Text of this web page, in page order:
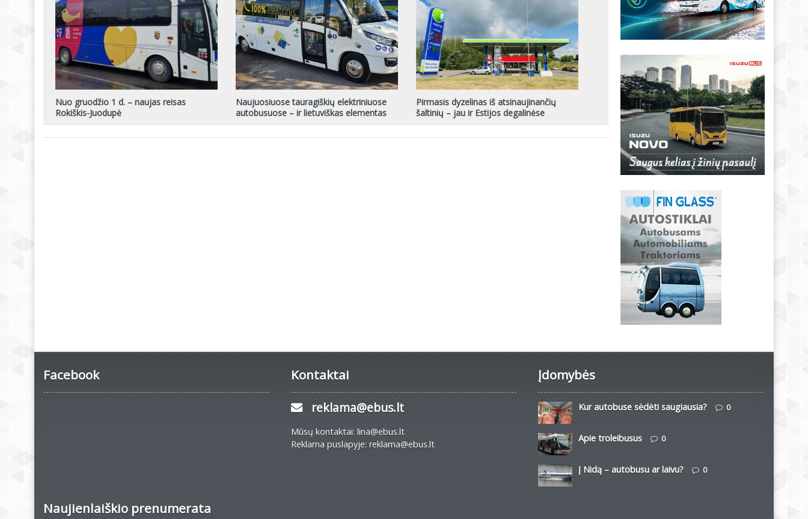
Nuo gruodžio 1 d. – naujas reisas
Rokiškis-Juodupė
Naujuosiuose tauragiškių elektriniuose
autobusuose – ir lietuviškas elementas
Pirmasis dyzelinas iš atsinaujinančių
šaltinių – jau ir Estijos degalinėse
Facebook Kontaktai
reklama@ebus.lt
Mūsų kontaktai: lina@ebus.lt
Reklama puslapyje: reklama@ebus.lt
Įdomybės
Kur autobuse sėdėti saugiausia? 0
Apie troleibusus 0
Į Nidą – autobusu ar laivu? 0
Naujienlaiškio prenumerata